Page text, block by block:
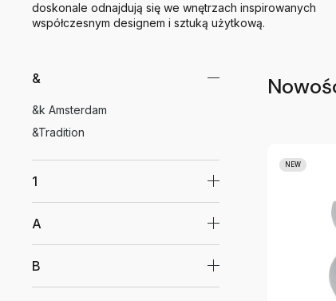
doskonale odnajdują się we wnętrzach inspirowanych
współczesnym designem i sztuką użytkową.
&
&k Amsterdam
&Tradition
1
A
B
NEW